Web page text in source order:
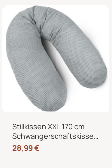
Bezug
Stillkissen XXL 170 cm
Schwangerschaftskissen
Seitenschläferkissen U-
Form mit abnehmbarem
28,99€